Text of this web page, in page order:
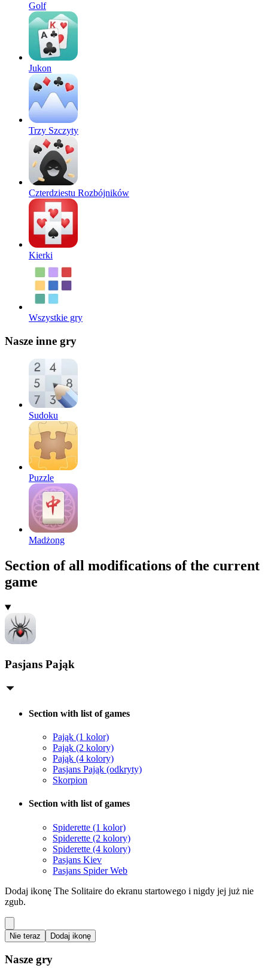
Golf
Jukon
Trzy Szczyty
Czterdziestu Rozbójników
Kierki
Wszystkie gry
Nasze inne gry
Sudoku
Puzzle
Madżong
Section of all modifications of the current
game
Pasjans Pająk
Section with list of games
Pająk (1 kolor)
Pająk (2 kolory)
Pająk (4 kolory)
Pasjans Pająk (odkryty)
Skorpion
Section with list of games
Spiderette (1 kolor)
Spiderette (2 kolory)
Spiderette (4 kolory)
Pasjans Kiev
Pasjans Spider Web
Dodaj ikonę The Solitaire do ekranu startowego i nigdy jej już nie
zgub.
Nie teraz Dodaj ikonę
Nasze gry